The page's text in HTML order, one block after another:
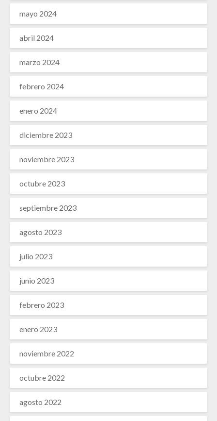
mayo 2024
abril 2024
marzo 2024
febrero 2024
enero 2024
diciembre 2023
noviembre 2023
octubre 2023
septiembre 2023
agosto 2023
julio 2023
junio 2023
febrero 2023
enero 2023
noviembre 2022
octubre 2022
agosto 2022